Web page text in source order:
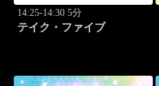
14:25-14:30 5分
テイク・ファイブ